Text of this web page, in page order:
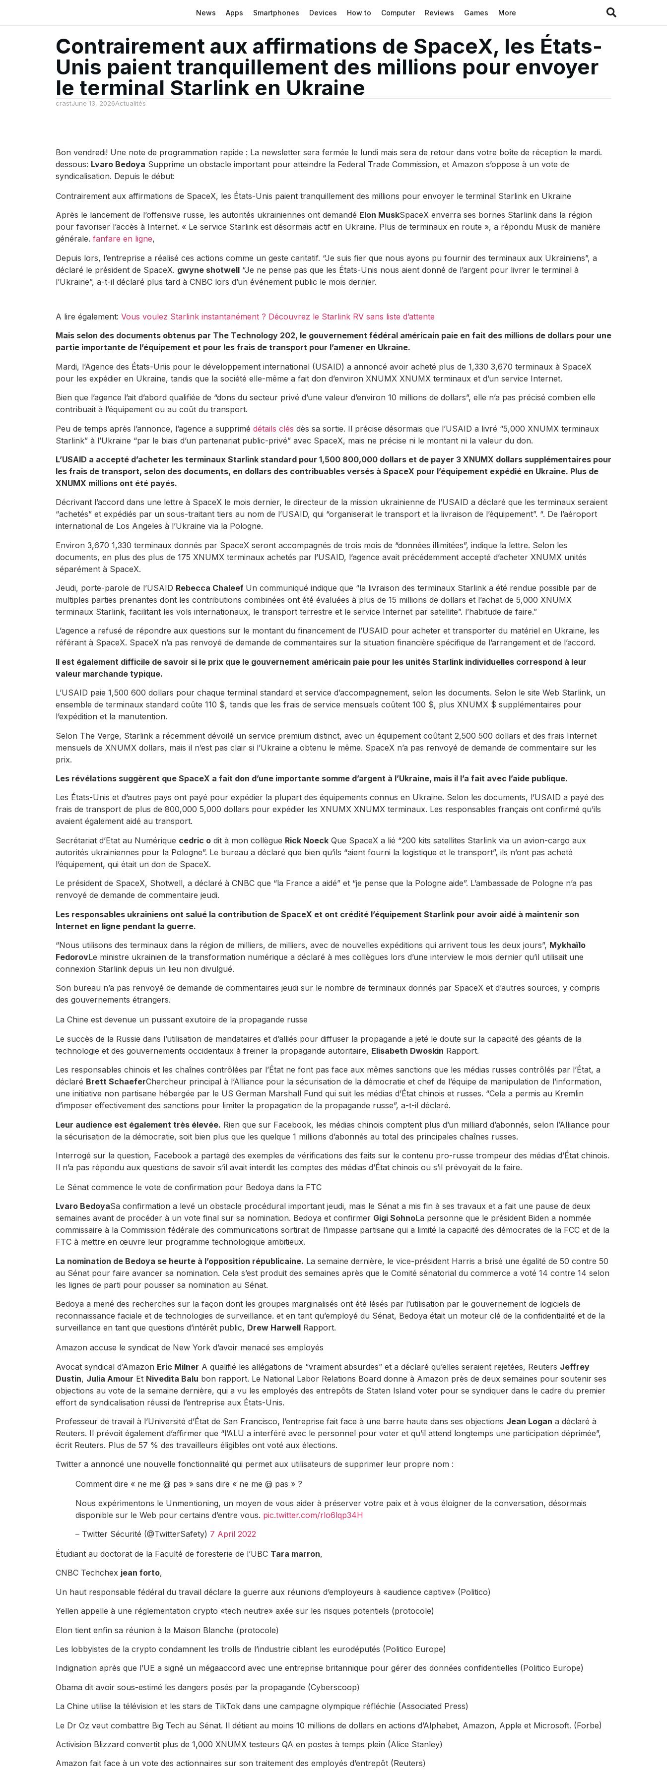
News Apps Smartphones Devices How to Computer Reviews Games More
Contrairement aux affirmations de SpaceX, les États-
Unis paient tranquillement des millions pour envoyer
le terminal Starlink en Ukraine
crastJune 13, 2026Actualités
Bon vendredi! Une note de programmation rapide : La newsletter sera fermée le lundi mais sera de retour dans votre boîte de réception le mardi.
dessous: Lvaro Bedoya Supprime un obstacle important pour atteindre la Federal Trade Commission, et Amazon s’oppose à un vote de
syndicalisation. Depuis le début:
Contrairement aux affirmations de SpaceX, les États-Unis paient tranquillement des millions pour envoyer le terminal Starlink en Ukraine
Après le lancement de l’offensive russe, les autorités ukrainiennes ont demandé Elon MuskSpaceX enverra ses bornes Starlink dans la région
pour favoriser l’accès à Internet. « Le service Starlink est désormais actif en Ukraine. Plus de terminaux en route », a répondu Musk de manière
générale. fanfare en ligne,
Depuis lors, l’entreprise a réalisé ces actions comme un geste caritatif. “Je suis fier que nous ayons pu fournir des terminaux aux Ukrainiens”, a
déclaré le président de SpaceX. gwyne shotwell “Je ne pense pas que les États-Unis nous aient donné de l’argent pour livrer le terminal à
l’Ukraine”, a-t-il déclaré plus tard à CNBC lors d’un événement public le mois dernier.
A lire également: Vous voulez Starlink instantanément ? Découvrez le Starlink RV sans liste d’attente
Mais selon des documents obtenus par The Technology 202, le gouvernement fédéral américain paie en fait des millions de dollars pour une
partie importante de l’équipement et pour les frais de transport pour l’amener en Ukraine.
Mardi, l’Agence des États-Unis pour le développement international (USAID) a annoncé avoir acheté plus de 1,330 3,670 terminaux à SpaceX
pour les expédier en Ukraine, tandis que la société elle-même a fait don d’environ XNUMX XNUMX terminaux et d’un service Internet.
Bien que l’agence l’ait d’abord qualifiée de “dons du secteur privé d’une valeur d’environ 10 millions de dollars”, elle n’a pas précisé combien elle
contribuait à l’équipement ou au coût du transport.
Peu de temps après l’annonce, l’agence a supprimé détails clés dès sa sortie. Il précise désormais que l’USAID a livré “5,000 XNUMX terminaux
Starlink” à l’Ukraine “par le biais d’un partenariat public-privé” avec SpaceX, mais ne précise ni le montant ni la valeur du don.
L’USAID a accepté d’acheter les terminaux Starlink standard pour 1,500 800,000 dollars et de payer 3 XNUMX dollars supplémentaires pour
les frais de transport, selon des documents, en dollars des contribuables versés à SpaceX pour l’équipement expédié en Ukraine. Plus de
XNUMX millions ont été payés.
Décrivant l’accord dans une lettre à SpaceX le mois dernier, le directeur de la mission ukrainienne de l’USAID a déclaré que les terminaux seraient
“achetés” et expédiés par un sous-traitant tiers au nom de l’USAID, qui “organiserait le transport et la livraison de l’équipement”. “. De l’aéroport
international de Los Angeles à l’Ukraine via la Pologne.
Environ 3,670 1,330 terminaux donnés par SpaceX seront accompagnés de trois mois de “données illimitées”, indique la lettre. Selon les
documents, en plus des plus de 175 XNUMX terminaux achetés par l’USAID, l’agence avait précédemment accepté d’acheter XNUMX unités
séparément à SpaceX.
Jeudi, porte-parole de l’USAID Rebecca Chaleef Un communiqué indique que “la livraison des terminaux Starlink a été rendue possible par de
multiples parties prenantes dont les contributions combinées ont été évaluées à plus de 15 millions de dollars et l’achat de 5,000 XNUMX
terminaux Starlink, facilitant les vols internationaux, le transport terrestre et le service Internet par satellite”. l’habitude de faire.”
L’agence a refusé de répondre aux questions sur le montant du financement de l’USAID pour acheter et transporter du matériel en Ukraine, les
référant à SpaceX. SpaceX n’a ​​pas renvoyé de demande de commentaires sur la situation financière spécifique de l’arrangement et de l’accord.
Il est également difficile de savoir si le prix que le gouvernement américain paie pour les unités Starlink individuelles correspond à leur
valeur marchande typique.
L’USAID paie 1,500 600 dollars pour chaque terminal standard et service d’accompagnement, selon les documents. Selon le site Web Starlink, un
ensemble de terminaux standard coûte 110 $, tandis que les frais de service mensuels coûtent 100 $, plus XNUMX $ supplémentaires pour
l’expédition et la manutention.
Selon The Verge, Starlink a récemment dévoilé un service premium distinct, avec un équipement coûtant 2,500 500 dollars et des frais Internet
mensuels de XNUMX dollars, mais il n’est pas clair si l’Ukraine a obtenu le même. SpaceX n’a ​​pas renvoyé de demande de commentaire sur les
prix.
Les révélations suggèrent que SpaceX a fait don d’une importante somme d’argent à l’Ukraine, mais il l’a fait avec l’aide publique.
Les États-Unis et d’autres pays ont payé pour expédier la plupart des équipements connus en Ukraine. Selon les documents, l’USAID a payé des
frais de transport de plus de 800,000 5,000 dollars pour expédier les XNUMX XNUMX terminaux. Les responsables français ont confirmé qu’ils
avaient également aidé au transport.
Secrétariat d’Etat au Numérique cedric o dit à mon collègue Rick Noeck Que SpaceX a lié “200 kits satellites Starlink via un avion-cargo aux
autorités ukrainiennes pour la Pologne”. Le bureau a déclaré que bien qu’ils “aient fourni la logistique et le transport”, ils n’ont pas acheté
l’équipement, qui était un don de SpaceX.
Le président de SpaceX, Shotwell, a déclaré à CNBC que “la France a aidé” et “je pense que la Pologne aide”. L’ambassade de Pologne n’a pas
renvoyé de demande de commentaire jeudi.
Les responsables ukrainiens ont salué la contribution de SpaceX et ont crédité l’équipement Starlink pour avoir aidé à maintenir son
Internet en ligne pendant la guerre.
“Nous utilisons des terminaux dans la région de milliers, de milliers, avec de nouvelles expéditions qui arrivent tous les deux jours”, Mykhaïlo
FedorovLe ministre ukrainien de la transformation numérique a déclaré à mes collègues lors d’une interview le mois dernier qu’il utilisait une
connexion Starlink depuis un lieu non divulgué.
Son bureau n’a pas renvoyé de demande de commentaires jeudi sur le nombre de terminaux donnés par SpaceX et d’autres sources, y compris
des gouvernements étrangers.
La Chine est devenue un puissant exutoire de la propagande russe
Le succès de la Russie dans l’utilisation de mandataires et d’alliés pour diffuser la propagande a jeté le doute sur la capacité des géants de la
technologie et des gouvernements occidentaux à freiner la propagande autoritaire, Elisabeth Dwoskin Rapport.
Les responsables chinois et les chaînes contrôlées par l’État ne font pas face aux mêmes sanctions que les médias russes contrôlés par l’État, a
déclaré Brett SchaeferChercheur principal à l’Alliance pour la sécurisation de la démocratie et chef de l’équipe de manipulation de l’information,
une initiative non partisane hébergée par le US German Marshall Fund qui suit les médias d’État chinois et russes. “Cela a permis au Kremlin
d’imposer effectivement des sanctions pour limiter la propagation de la propagande russe”, a-t-il déclaré.
Leur audience est également très élevée. Rien que sur Facebook, les médias chinois comptent plus d’un milliard d’abonnés, selon l’Alliance pour
la sécurisation de la démocratie, soit bien plus que les quelque 1 millions d’abonnés au total des principales chaînes russes.
Interrogé sur la question, Facebook a partagé des exemples de vérifications des faits sur le contenu pro-russe trompeur des médias d’État chinois.
Il n’a pas répondu aux questions de savoir s’il avait interdit les comptes des médias d’État chinois ou s’il prévoyait de le faire.
Le Sénat commence le vote de confirmation pour Bedoya dans la FTC
Lvaro BedoyaSa confirmation a levé un obstacle procédural important jeudi, mais le Sénat a mis fin à ses travaux et a fait une pause de deux
semaines avant de procéder à un vote final sur sa nomination. Bedoya et confirmer Gigi SohnoLa personne que le président Biden a nommée
commissaire à la Commission fédérale des communications sortirait de l’impasse partisane qui a limité la capacité des démocrates de la FCC et de la
FTC à mettre en œuvre leur programme technologique ambitieux.
La nomination de Bedoya se heurte à l’opposition républicaine. La semaine dernière, le vice-président Harris a brisé une égalité de 50 contre 50
au Sénat pour faire avancer sa nomination. Cela s’est produit des semaines après que le Comité sénatorial du commerce a voté 14 contre 14 selon
les lignes de parti pour pousser sa nomination au Sénat.
Bedoya a mené des recherches sur la façon dont les groupes marginalisés ont été lésés par l’utilisation par le gouvernement de logiciels de
reconnaissance faciale et de technologies de surveillance. et en tant qu’employé du Sénat, Bedoya était un moteur clé de la confidentialité et de la
surveillance en tant que questions d’intérêt public, Drew Harwell Rapport.
Amazon accuse le syndicat de New York d’avoir menacé ses employés
Avocat syndical d’Amazon Eric Milner A qualifié les allégations de “vraiment absurdes” et a déclaré qu’elles seraient rejetées, Reuters Jeffrey
Dustin, Julia Amour Et Nivedita Balu bon rapport. Le National Labor Relations Board donne à Amazon près de deux semaines pour soutenir ses
objections au vote de la semaine dernière, qui a vu les employés des entrepôts de Staten Island voter pour se syndiquer dans le cadre du premier
effort de syndicalisation réussi de l’entreprise aux États-Unis.
Professeur de travail à l’Université d’État de San Francisco, l’entreprise fait face à une barre haute dans ses objections Jean Logan a déclaré à
Reuters. Il prévoit également d’affirmer que “l’ALU a interféré avec le personnel pour voter et qu’il attend longtemps une participation déprimée”,
écrit Reuters. Plus de 57 % des travailleurs éligibles ont voté aux élections.
Twitter a annoncé une nouvelle fonctionnalité qui permet aux utilisateurs de supprimer leur propre nom :
Comment dire « ne me @ pas » sans dire « ne me @ pas » ?
Nous expérimentons le Unmentioning, un moyen de vous aider à préserver votre paix et à vous éloigner de la conversation, désormais
disponible sur le Web pour certains d’entre vous. pic.twitter.com/rlo6lqp34H
– Twitter Sécurité (@TwitterSafety) 7 April 2022
Étudiant au doctorat de la Faculté de foresterie de l’UBC Tara marron,
CNBC Techchex jean forto,
Un haut responsable fédéral du travail déclare la guerre aux réunions d’employeurs à «audience captive» (Politico)
Yellen appelle à une réglementation crypto «tech neutre» axée sur les risques potentiels (protocole)
Elon tient enfin sa réunion à la Maison Blanche (protocole)
Les lobbyistes de la crypto condamnent les trolls de l’industrie ciblant les eurodéputés (Politico Europe)
Indignation après que l’UE a signé un mégaaccord avec une entreprise britannique pour gérer des données confidentielles (Politico Europe)
Obama dit avoir sous-estimé les dangers posés par la propagande (Cyberscoop)
La Chine utilise la télévision et les stars de TikTok dans une campagne olympique réfléchie (Associated Press)
Le Dr Oz veut combattre Big Tech au Sénat. Il détient au moins 10 millions de dollars en actions d’Alphabet, Amazon, Apple et Microsoft. (Forbe)
Activision Blizzard convertit plus de 1,000 XNUMX testeurs QA en postes à temps plein (Alice Stanley)
Amazon fait face à un vote des actionnaires sur son traitement des employés d’entrepôt (Reuters)